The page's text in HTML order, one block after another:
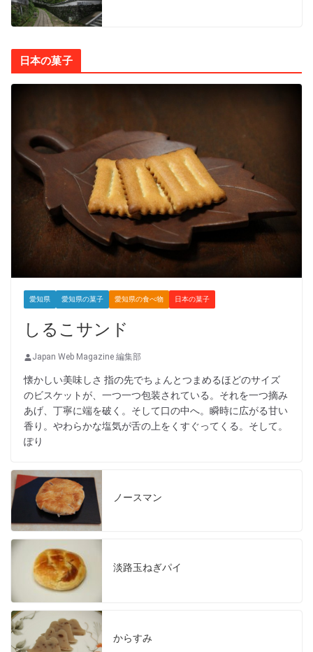
日本の菓子
愛知県 愛知県の菓子 愛知県の食べ物 日本の菓子
しるこサンド
Japan Web Magazine 編集部
懐かしい美味しさ 指の先でちょんとつまめるほどのサイズ
のビスケットが、一つ一つ包装されている。それを一つ摘み
あげ、丁寧に端を破く。そして口の中へ。瞬時に広がる甘い
香り。やわらかな塩気が舌の上をくすぐってくる。そして。
ぽり
ノースマン
淡路玉ねぎパイ
からすみ